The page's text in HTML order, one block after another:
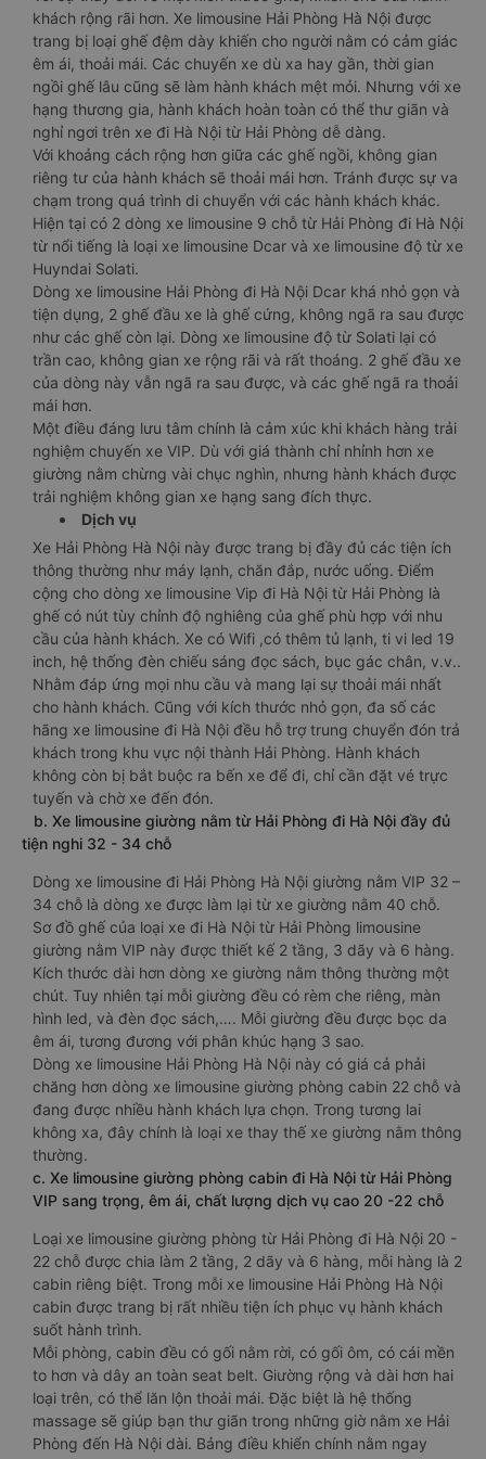
khách rộng rãi hơn. Xe limousine Hải Phòng Hà Nội được
trang bị loại ghế đệm dày khiến cho người nằm có cảm giác
êm ái, thoải mái. Các chuyến xe dù xa hay gần, thời gian
ngồi ghế lâu cũng sẽ làm hành khách mệt mỏi. Nhưng với xe
hạng thương gia, hành khách hoàn toàn có thể thư giãn và
nghỉ ngơi trên xe đi Hà Nội từ Hải Phòng dễ dàng.
Với khoảng cách rộng hơn giữa các ghế ngồi, không gian
riêng tư của hành khách sẽ thoải mái hơn. Tránh được sự va
chạm trong quá trình di chuyển với các hành khách khác.
Hiện tại có 2 dòng xe limousine 9 chỗ từ Hải Phòng đi Hà Nội
từ nổi tiếng là loại xe limousine Dcar và xe limousine độ từ xe
Huyndai Solati.
Dòng xe limousine Hải Phòng đi Hà Nội Dcar khá nhỏ gọn và
tiện dụng, 2 ghế đầu xe là ghế cứng, không ngã ra sau được
như các ghế còn lại. Dòng xe limousine độ từ Solati lại có
trần cao, không gian xe rộng rãi và rất thoáng. 2 ghế đầu xe
của dòng này vẫn ngã ra sau được, và các ghế ngã ra thoải
mái hơn.
Một điều đáng lưu tâm chính là cảm xúc khi khách hàng trải
nghiệm chuyến xe VIP. Dù với giá thành chỉ nhỉnh hơn xe
giường nằm chừng vài chục nghìn, nhưng hành khách được
trải nghiệm không gian xe hạng sang đích thực.
Dịch vụ
Xe Hải Phòng Hà Nội này được trang bị đầy đủ các tiện ích
thông thường như máy lạnh, chăn đắp, nước uống. Điểm
cộng cho dòng xe limousine Vip đi Hà Nội từ Hải Phòng là
ghế có nút tùy chỉnh độ nghiêng của ghế phù hợp với nhu
cầu của hành khách. Xe có Wifi ,có thêm tủ lạnh, ti vi led 19
inch, hệ thống đèn chiếu sáng đọc sách, bục gác chân, v.v..
Nhằm đáp ứng mọi nhu cầu và mang lại sự thoải mái nhất
cho hành khách. Cũng với kích thước nhỏ gọn, đa số các
hãng xe limousine đi Hà Nội đều hỗ trợ trung chuyển đón trả
khách trong khu vực nội thành Hải Phòng. Hành khách
không còn bị bắt buộc ra bến xe để đi, chỉ cần đặt vé trực
tuyến và chờ xe đến đón.
b. Xe limousine giường nằm từ Hải Phòng đi Hà Nội đầy đủ
tiện nghi 32 - 34 chỗ
Dòng xe limousine đi Hải Phòng Hà Nội giường nằm VIP 32 –
34 chỗ là dòng xe được làm lại từ xe giường nằm 40 chỗ.
Sơ đồ ghế của loại xe đi Hà Nội từ Hải Phòng limousine
giường nằm VIP này được thiết kế 2 tầng, 3 dãy và 6 hàng.
Kích thước dài hơn dòng xe giường nằm thông thường một
chút. Tuy nhiên tại mỗi giường đều có rèm che riêng, màn
hình led, và đèn đọc sách,…. Mỗi giường đều được bọc da
êm ái, tương đương với phân khúc hạng 3 sao.
Dòng xe limousine Hải Phòng Hà Nội này có giá cả phải
chăng hơn dòng xe limousine giường phòng cabin 22 chỗ và
đang được nhiều hành khách lựa chọn. Trong tương lai
không xa, đây chính là loại xe thay thế xe giường nằm thông
thường.
c. Xe limousine giường phòng cabin đi Hà Nội từ Hải Phòng
VIP sang trọng, êm ái, chất lượng dịch vụ cao 20 -22 chỗ
Loại xe limousine giường phòng từ Hải Phòng đi Hà Nội 20 -
22 chỗ được chia làm 2 tầng, 2 dãy và 6 hàng, mỗi hàng là 2
cabin riêng biệt. Trong mỗi xe limousine Hải Phòng Hà Nội
cabin được trang bị rất nhiều tiện ích phục vụ hành khách
suốt hành trình.
Mỗi phòng, cabin đều có gối nằm rời, có gối ôm, có cái mền
to hơn và dây an toàn seat belt. Giường rộng và dài hơn hai
loại trên, có thể lăn lộn thoải mái. Đặc biệt là hệ thống
massage sẽ giúp bạn thư giãn trong những giờ nằm xe Hải
Phòng đến Hà Nội dài. Bảng điều khiển chính nằm ngay